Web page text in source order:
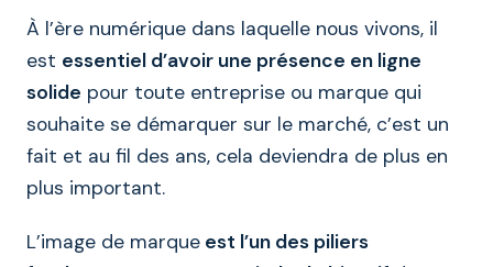
À l’ère numérique dans laquelle nous vivons, il
est essentiel d’avoir une présence en ligne
solide pour toute entreprise ou marque qui
souhaite se démarquer sur le marché, c’est un
fait et au fil des ans, cela deviendra de plus en
plus important.
L’image de marque est l’un des piliers